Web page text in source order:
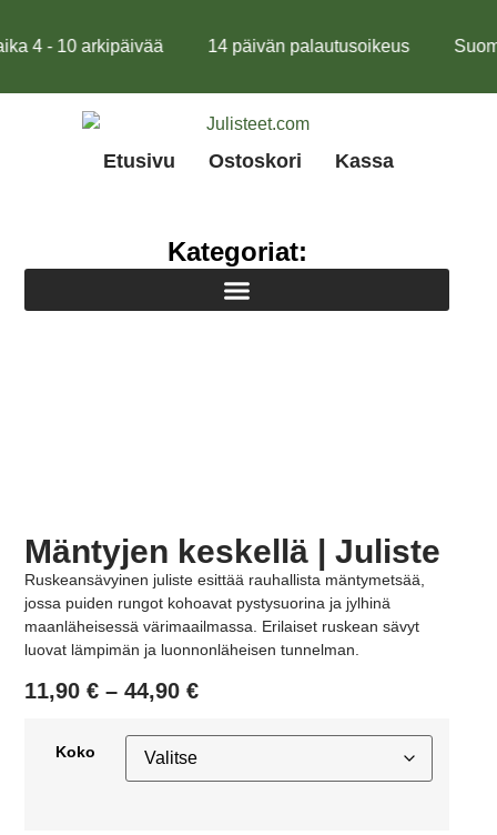
- 10 arkipäivää 14 päivän palautusoikeus
Etusivu Ostoskori Kassa
Kategoriat:
Mäntyjen keskellä | Juliste
Ruskeansävyinen juliste esittää rauhallista mäntymetsää,
jossa puiden rungot kohoavat pystysuorina ja jylhinä
maanläheisessä värimaailmassa. Erilaiset ruskean sävyt
luovat lämpimän ja luonnonläheisen tunnelman.
11,90€ – 44,90€
Koko